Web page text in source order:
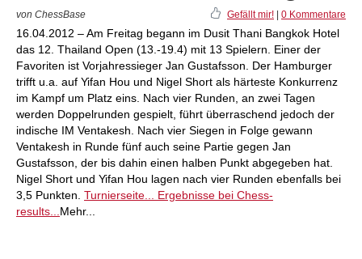
von ChessBase Gefällt mir! 0 Kommentare
16.04.2012 – Am Freitag begann im Dusit Thani Bangkok Hotel
das 12. Thailand Open (13.-19.4) mit 13 Spielern. Einer der
Favoriten ist Vorjahressieger Jan Gustafsson. Der Hamburger
trifft u.a. auf Yifan Hou und Nigel Short als härteste Konkurrenz
im Kampf um Platz eins. Nach vier Runden, an zwei Tagen
werden Doppelrunden gespielt, führt überraschend jedoch der
indische IM Ventakesh. Nach vier Siegen in Folge gewann
Ventakesh in Runde fünf auch seine Partie gegen Jan
Gustafsson, der bis dahin einen halben Punkt abgegeben hat.
Nigel Short und Yifan Hou lagen nach vier Runden ebenfalls bei
3,5 Punkten. Turnierseite...
Ergebnisse bei Chess-
results... Mehr...